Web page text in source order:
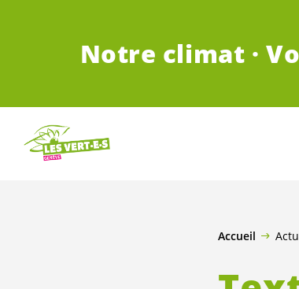
Notre climat ·
Accueil